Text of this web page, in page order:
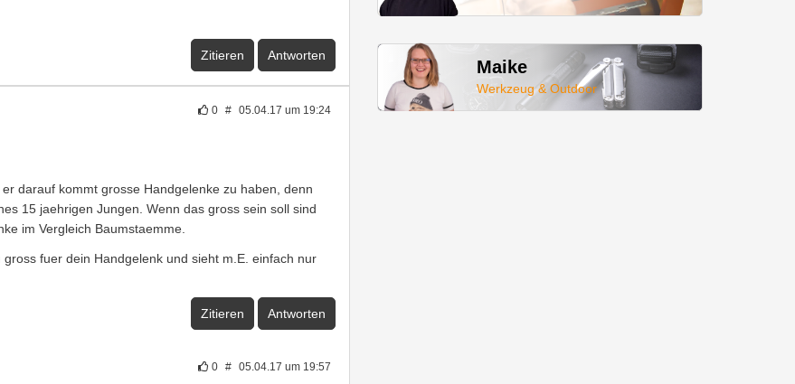
Zitieren Antworten
0 # 05.04.17 um 19:24
darauf kommt grosse Handgelenke zu haben, denn
15 jaehrigen Jungen. Wenn das gross sein soll sind
im Vergleich Baumstaemme.
fuer dein Handgelenk und sieht m.E. einfach nur
Zitieren Antworten
0 # 05.04.17 um 19:57
Maike
Werkzeug & Outdoor